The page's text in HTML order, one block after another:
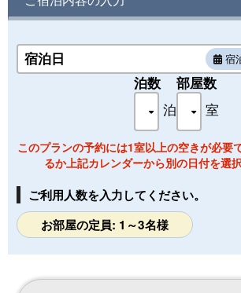
・寝具について３名ご利用時、布団1組ご準
【設備】
・和洋室・シャワーブース・クリンスイシ
浄機付トイレ・冷蔵庫・金庫
・エアコン・空気清浄機・エアウィーヴ完備
・フェイスタオル・バスタオル・歯ブラシ
ャワーキャップ・ボディスポンジ・足袋・
・カミソリ（男性）・コットンセット・化
宿泊日 宿
泊数
泊
部屋数
室
このプランの予約には1室以上の空きが必要
るか上記カレンダーから別の日付を選
ご利用人数を入力してください。
お部屋の定員: 1～3名様